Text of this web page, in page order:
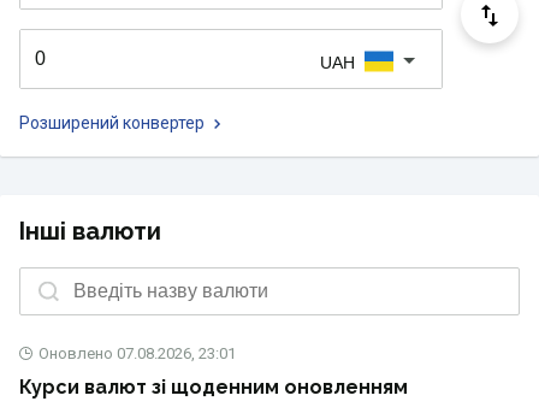
UAH
Розширений конвертер
Інші валюти
Курси валют зі щоденним оновленням
Оновлено 07.08.2026, 23:01